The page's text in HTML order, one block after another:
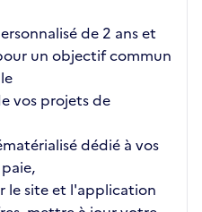
de 2 ans et
un objectif commun
vos projets de
dédié à vos
le site et l'application